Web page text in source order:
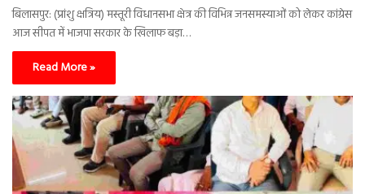
बिलासपुर: (प्रांशु क्षत्रिय) मस्तूरी विधानसभा क्षेत्र की विभिन्न जनसमस्याओं को लेकर कांग्रेस
आज सीपत में भाजपा सरकार के खिलाफ बड़ा…
Read More »